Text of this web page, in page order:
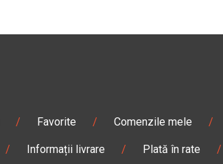
/ Favorite / Comenzile mele /
/ Informații livrare / Plată în rate /